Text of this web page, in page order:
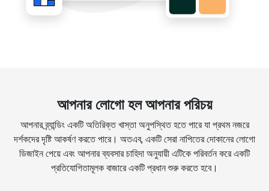
আপনার লোগো হল আপনার পরিচয়
আপনার ব্র্যান্ডিং একটি অতিরিক্ত খাস্তা অনুপস্থিত হতে পারে যা প্রথম নজরে
দর্শকদের দৃষ্টি আকর্ষণ করতে পারে। অতএব, একটি সেরা নাপিতের দোকানের লোগো
ডিজাইন পেয়ে এবং আপনার ব্যবসার চাহিদা অনুযায়ী এটিকে পরিবর্তন করে একটি
প্রতিযোগিতামূলক বাজারে একটি প্রধান শুরু করতে হবে।